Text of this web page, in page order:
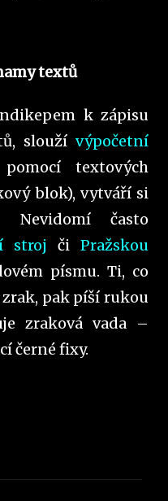
textů
k zápisu
slouží výpočetní
textových
blok), vytváří si
často
stroj či Pražskou
písmu. Ti, co
pak píší rukou
zraková vada –
černé fixy.